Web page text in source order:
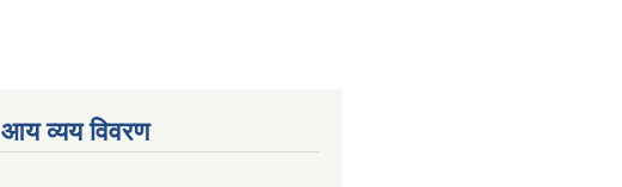
आय व्यय विवरण